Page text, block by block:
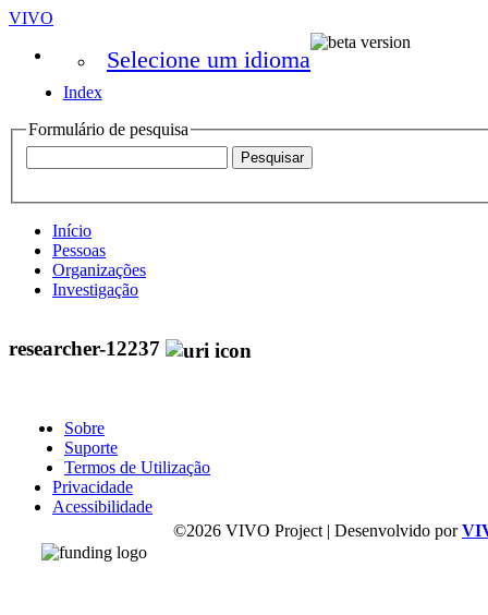
VIVO
Selecione um idioma
Index
Formulário de pesquisa
Início
Pessoas
Organizações
Investigação
researcher-12237
Sobre
Suporte
Termos de Utilização
Privacidade
Acessibilidade
©2026 VIVO Project | Desenvolvido por